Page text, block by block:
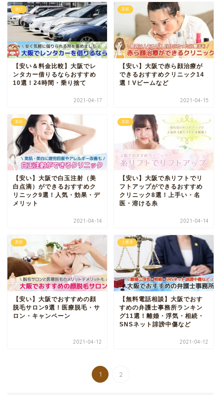
遊び
【安い＆料金比較】大阪でレ
ンタカー借りるならおすすめ
10選！24時間・乗り捨て
2021-04-17
美容
【安い】大阪で赤ら顔治療が
できるおすすめクリニック14
選！Vビームなど
2021-04-15
美容
【安い】大阪で白玉注射（美
白点滴）ができるおすすめク
リニック9選！人気・効果・デ
メリット
2021-04-14
美容
【安い】大阪で糸リフトでリ
フトアップができるおすすめ
クリニック8選！上手い・名
医・溶ける糸
2021-04-14
美容
【安い】大阪でおすすめの顔
脱毛サロン9選！医療脱毛・サ
ロン・キャンペーン
2021-04-12
士業系
【無料電話相談】大阪でおす
すめの弁護士事務所ランキン
グ11選！離婚・浮気・相続・
SNSネット誹謗中傷など
2021-04-12
1 2